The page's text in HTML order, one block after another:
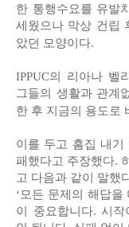
한 통행수요를 유발
세웠으나 막상 건립
았던 모양이다.
IPPUC의 리아나 벨
그들의 생활과 관계
한 후 지금의 용도로
이를 두고 흠집 내기
패했다고 주장했다.
고 다음과 같이 말했
‘모든 문제의 해답
이 중요합니다. 시